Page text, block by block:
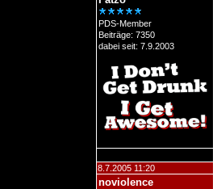
PDS-Member
Beiträge: 7350
dabei seit: 7.9.2003
8.7.2005 11:20
noviolence